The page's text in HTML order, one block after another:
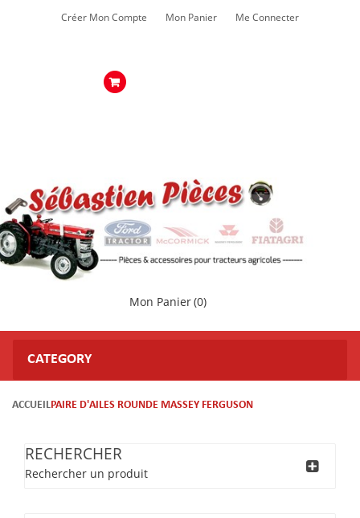
Créer Mon Compte Mon Panier Me Connecter
Mon Panier(0)
CATEGORY
ACCUEILPAIRE D'AILES ROUNDE MASSEY FERGUSON
RECHERCHER
Rechercher un produit